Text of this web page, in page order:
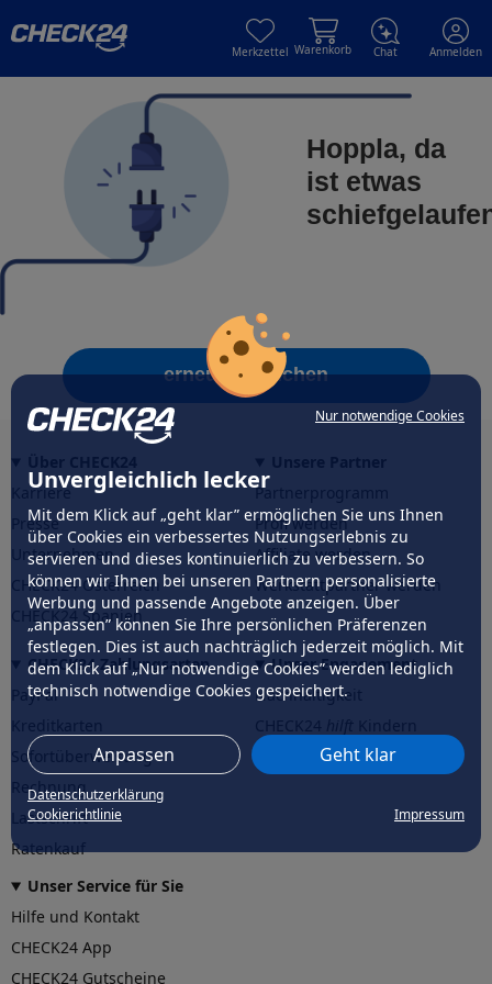
Nur notwendige Cookies
Unvergleichlich lecker
Mit dem Klick auf „geht klar” ermöglichen Sie uns Ihnen
über Cookies ein verbessertes Nutzungserlebnis zu
servieren und dieses kontinuierlich zu verbessern. So
können wir Ihnen bei unseren Partnern personalisierte
Werbung und passende Angebote anzeigen. Über
„anpassen” können Sie Ihre persönlichen Präferenzen
festlegen. Dies ist auch nachträglich jederzeit möglich. Mit
dem Klick auf „Nur notwendige Cookies” werden lediglich
technisch notwendige Cookies gespeichert.
Anpassen Geht klar
Datenschutzerklärung
Cookierichtlinie
Impressum
Merkzettel Warenkorb Chat Anmelden
Hoppla, da
ist etwas
erneut versuchen
Karriere
Presse
Unternehmen
CHECK24 Österreich
CHECK24 Spanien
Partnerprogramm
Profi werden
Affiliate werden
Werkstattpartner werden
CHECK24 Zahlungsarten
PayPal
Sofortüberweisung
Rechnung
Lastschrift
Ratenkauf
Unser Engagement
Nachhaltigkeit
CHECK24hilftder Natur
Unser Service für Sie
Hilfe und Kontakt
CHECK24 App
CHECK24 Gutscheine